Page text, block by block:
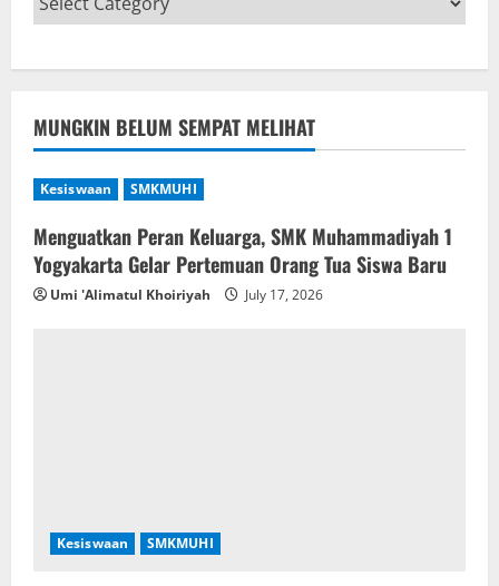
MUNGKIN BELUM SEMPAT MELIHAT
Kesiswaan SMKMUHI
Menguatkan Peran Keluarga, SMK Muhammadiyah 1
Yogyakarta Gelar Pertemuan Orang Tua Siswa Baru
Umi 'Alimatul Khoiriyah July 17, 2026
Kesiswaan SMKMUHI